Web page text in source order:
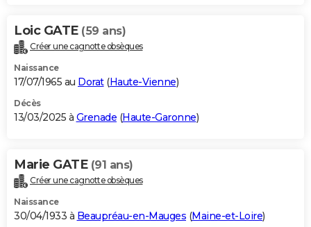
Loic GATE (59 ans)
Créer une cagnotte obsèques
Naissance
17/07/1965 au Dorat(Haute-Vienne)
Décès
13/03/2025 à Grenade (Haute-Garonne)
Marie GATE (91 ans)
Créer une cagnotte obsèques
Naissance
30/04/1933 à Beaupréau-en-Mauges (Maine-et-Loire)